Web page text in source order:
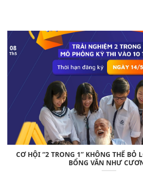
CƠ HỘI “2 TRONG 1” KHÔNG THỂ BỎ
BỔNG VĂN NHƯ
08
Th5